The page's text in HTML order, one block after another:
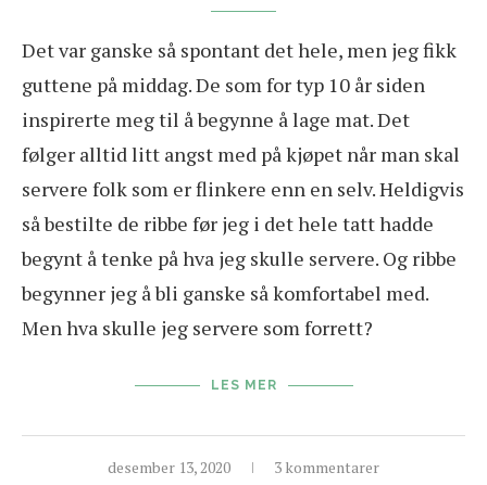
Det var ganske så spontant det hele, men jeg fikk
guttene på middag. De som for typ 10 år siden
inspirerte meg til å begynne å lage mat. Det
følger alltid litt angst med på kjøpet når man skal
servere folk som er flinkere enn en selv. Heldigvis
så bestilte de ribbe før jeg i det hele tatt hadde
begynt å tenke på hva jeg skulle servere. Og ribbe
begynner jeg å bli ganske så komfortabel med.
Men hva skulle jeg servere som forrett?
LES MER
desember 13, 2020 3 kommentarer